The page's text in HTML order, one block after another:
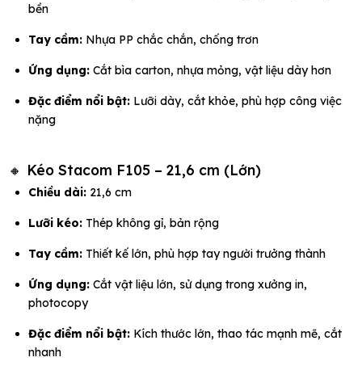
bền
Tay cầm: Nhựa PP chắc chắn, chống trơn
Ứng dụng: Cắt bìa carton, nhựa mỏng, vật liệu dày hơn
Đặc điểm nổi bật: Lưỡi dày, cắt khỏe, phù hợp công việc
nặng
🔸 Kéo Stacom F105 – 21,6 cm (Lớn)
Chiều dài: 21,6 cm
Lưỡi kéo: Thép không gỉ, bản rộng
Tay cầm: Thiết kế lớn, phù hợp tay người trưởng thành
Ứng dụng: Cắt vật liệu lớn, sử dụng trong xưởng in,
photocopy
Đặc điểm nổi bật: Kích thước lớn, thao tác mạnh mẽ, cắt
nhanh